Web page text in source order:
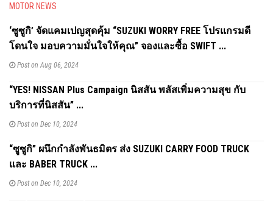
MOTOR NEWS
‘ซูซูกิ’ จัดแคมเปญสุดคุ้ม “SUZUKI WORRY FREE โปรแกรมดี
โดนใจ มอบความมั่นใจให้คุณ” จองและซื้อ SWIFT ...
Post on Aug 06, 2024
“YES! NISSAN Plus Campaign นิสสัน พลัสเพิ่มความสุข กับ
บริการที่นิสสัน” ...
Post on Dec 10, 2024
“ซูซูกิ” ผนึกกำลังพันธมิตร ส่ง SUZUKI CARRY FOOD TRUCK
และ BABER TRUCK ...
Post on Dec 10, 2024